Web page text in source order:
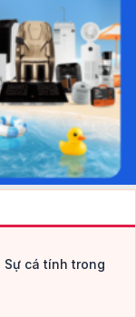
Sự cá tính trong